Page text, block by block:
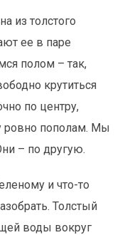
из толстого
ее в паре
полом – так,
крутиться
по центру,
ровно пополам. Мы
– по другую.
и что-то
Толстый
воды вокруг